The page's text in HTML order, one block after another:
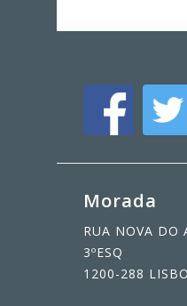
Morada
RUA NOVA DO
3ºESQ
1200-288